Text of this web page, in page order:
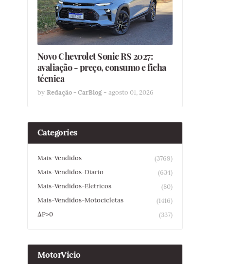
Novo Chevrolet Sonic RS 2027:
avaliação - preço, consumo e ficha
técnica
by Redação - CarBlog - agosto 01, 2026
Categories
Mais-Vendidos
(3769)
Mais-Vendidos-Diario
(634)
Mais-Vendidos-Eletricos
(80)
Mais-Vendidos-Motocicletas
(1416)
ΔP>0
(337)
MotorVicio